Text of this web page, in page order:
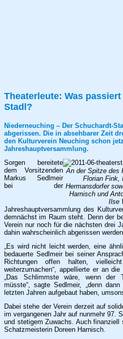
Theaterleute: Was
Stadl?
Niederneuching – Der Schuchardt-
abgerissen. Die in absehbarer Zeit
den Kulturverein Neuching schon
Jahreshauptversammlung.
An der Spitze des
Florian Fink,
Hermansdorfer
Harnisch und
Ilse
Sorgen bereitete
dem Vorsitzenden
Markus Sedlmeir
bei der
Jahreshauptversammlung des
demnächst im Raum steht. Denn der
Verein nur noch für die nächsten drei
dahin wahrscheinlich abgerissen
„Es wird nicht leicht werden, eine
bedauerte Sedlmeir bei seiner
Richtungen offen halten,
weiterzumachen“, appellierte er an
„Das Schlimmste wäre, wenn der
müsste“, sagte Sedlmeir, „denn
letzten Jahren aufgebaut haben,
Dabei stehe der Verein derzeit auf
im vergangenen Jahr auf nunmehr 97.
und stetigem Zuwachs. Auch
Schatzmeisterin Doreen Harnisch.